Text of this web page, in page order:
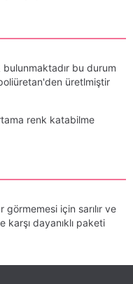
bu durum
üretlmiştir
renk katabilme
için sarılır ve
dayanıklı paketi